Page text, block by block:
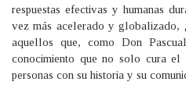
respuestas efectivas y humanas
vez más acelerado y globalizado,
aquellos que, como Don
conocimiento que no solo cura el
personas con su historia y su